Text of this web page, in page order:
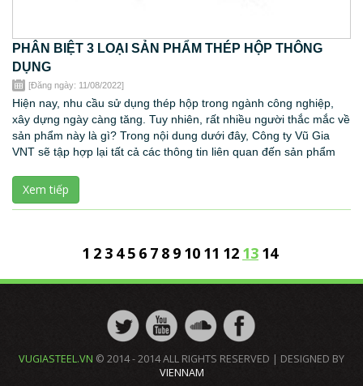
PHÂN BIỆT 3 LOẠI SẢN PHẨM THÉP HỘP THÔNG
DỤNG
[Đăng ngày: 11/08/2022]
Hiện nay, nhu cầu sử dụng thép hộp trong ngành công nghiệp,
xây dựng ngày càng tăng. Tuy nhiên, rất nhiều người thắc mắc về
sản phẩm này là gì? Trong nội dung dưới đây, Công ty Vũ Gia
VNT sẽ tập hợp lại tất cả các thông tin liên quan đến sản phẩm
Xem tiếp
1 2 3 4 5 6 7 8 9 10 11 12 13 14
VUGIASTEEL.VN © 2014 - 2014 ALL RIGHTS RESERVED | DESIGNED BY
VIENNAM